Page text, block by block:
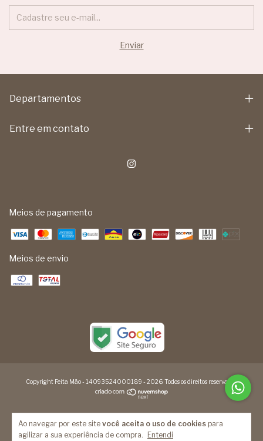
Ao navegar por este site você aceita o uso de cookies para
agilizar a sua experiência de compra.
Entendi
Departamentos
Entre em contato
Meios de pagamento
Meios de envio
Copyright Feita Mão - 14093524000189 - 2026. Todos os direitos reservados.